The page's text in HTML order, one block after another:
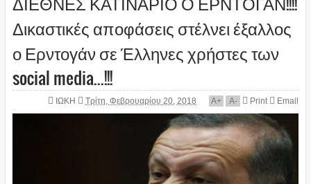
Δικαστικές αποφάσεις στέλνει έξαλλος
ο Ερντογάν σε Έλληνες χρήστες των
social media...!!!
ΙΩΚΗ Τρίτη, Φεβρουαρίου 20, 2018 A+ A- Print Email